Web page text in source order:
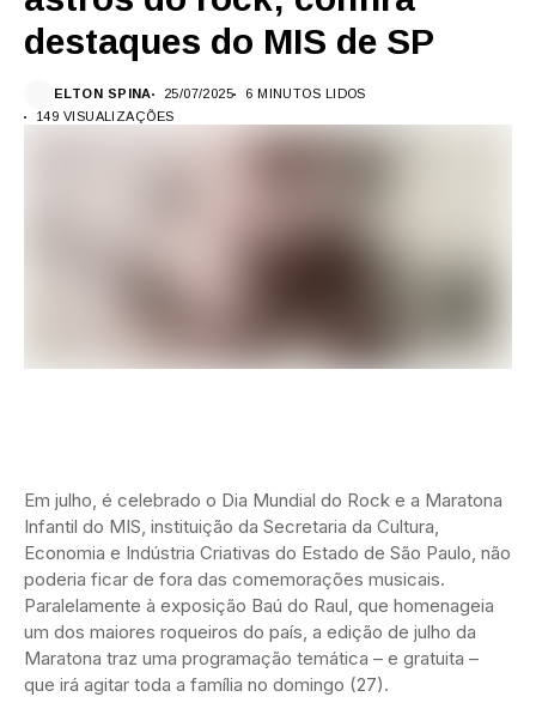
destaques do MIS de SP
ELTON SPINA 25/07/2025
6 MINUTOS LIDOS
149 VISUALIZAÇÕES
Em julho, é celebrado o Dia Mundial do Rock e a Maratona
Infantil do MIS, instituição da Secretaria da Cultura,
Economia e Indústria Criativas do Estado de São Paulo, não
poderia ficar de fora das comemorações musicais.
Paralelamente à exposição Baú do Raul, que homenageia
um dos maiores roqueiros do país, a edição de julho da
Maratona traz uma programação temática – e gratuita –
que irá agitar toda a família no domingo (27).